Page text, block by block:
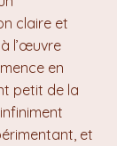
claire et
l’œuvre
en
petit de la
et